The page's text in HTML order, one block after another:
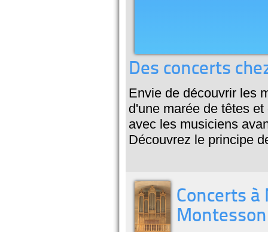
Des concerts
Envie de découvrir les
d'une marée de têtes
avec les musiciens
Découvrez le principe
Concerts à
Montesson